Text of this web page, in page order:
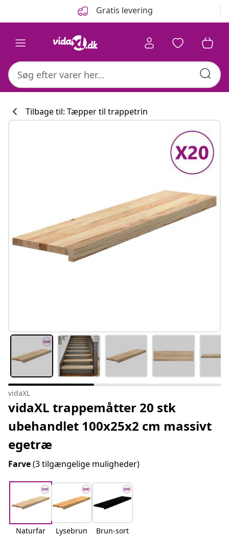
Gratis levering
Tilbage til: Tæpper til trappetrin
vidaXL
vidaXL trappemåtter 20 stk
ubehandlet 100x25x2 cm massivt
egetræ
Farve(3 tilgængelige muligheder)
Naturfar
Lysebrun Brun-sort